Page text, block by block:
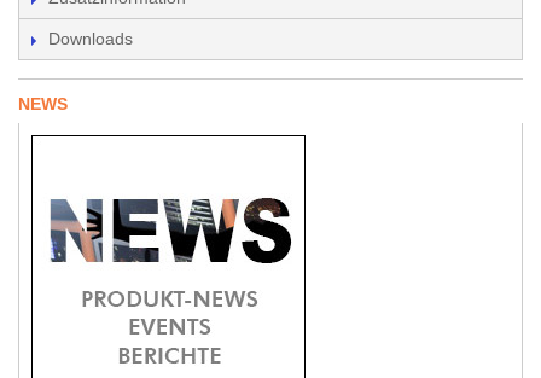
Downloads
NEWS